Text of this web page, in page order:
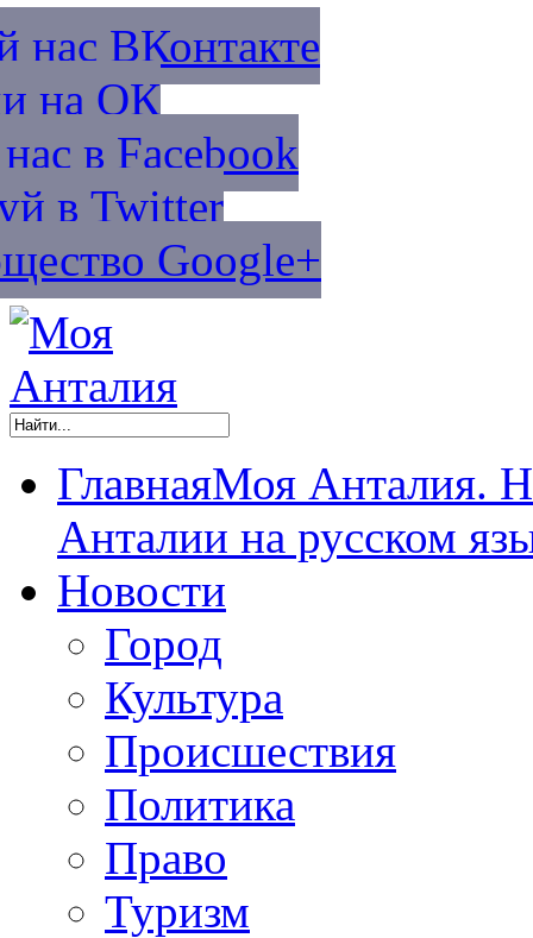
нас ВКонтакте
на ОК
в Facebook
в Twitter
Google+
ГлавнаяМоя Анталия.
Анталии на русском
Новости
Город
Культура
Происшествия
Политика
Право
Туризм